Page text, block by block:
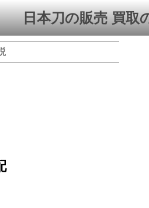
日本刀の販売 買取